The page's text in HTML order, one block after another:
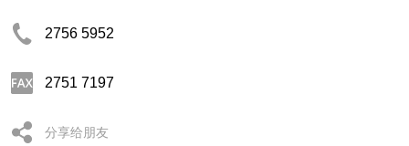
2756 5952
2751 7197
分享给朋友